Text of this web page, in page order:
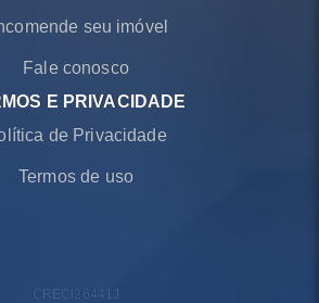
seu imóvel
Fale conosco
E PRIVACIDADE
de Privacidade
Termos de uso
CRECI 26441J